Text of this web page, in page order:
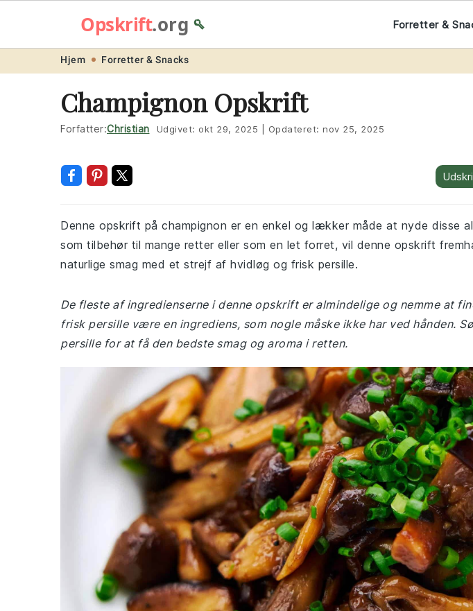
navigation
content
Opskrift.org🥄 Forretter &
Hjem Forretter & Snacks
Champignon Opskrift
Forfatter:Christian Udgivet: okt 29, 2025 Opdateret: nov 25, 2025
Denne opskrift på champignon er en enkel og lækker måde at nyde disse
som tilbehør til mange retter eller som en let forret, vil denne opskrift
naturlige smag med et strejf af hvidløg og frisk persille.
De fleste af ingredienserne i denne opskrift er almindelige og nemme at
frisk persille være en ingrediens, som nogle måske ikke har ved hånden.
persille for at få den bedste smag og aroma i retten.